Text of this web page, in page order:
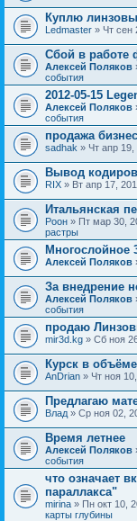
Куплю
Ledmaster » Чт сен
Сбой в работе
Алексей Поляков
события
2012-05-15
Алексей Поляков
события
продажа
sadhak » Чт апр
Вывод
RIX » Вт апр 17,
Итальянская
Pоон » Пт мар 30,
растры
Многослойное
Алексей Поляков
За внедрение
Алексей Поляков
события
продаю
mir3d.kg » Сб ноя
Курск в объёме
AnDrian » Чт ноя
Предлагаю
Влад » Ср ноя 02,
Время летнее
Алексей Поляков
события
что означает
параллакса"
mirina » Пн окт 10,
карты глубины